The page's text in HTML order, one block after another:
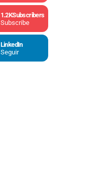
1.2KSubscribers
Subscribe
LinkedIn
Seguir